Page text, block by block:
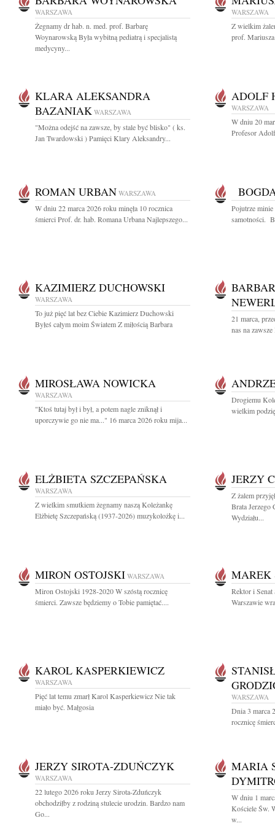
WARSZAWA
Żegnamy dr hab. n. med. prof. Barbarę
Woynarowską Była wybitną pediatrą i specjalistą
medycyny...
WARSZAWA
Z wielkim
prof.
KLARA ALEKSANDRA
BAZANIAK WARSZAWA
"Można odejść na zawsze, by stale być blisko" ( ks.
Jan Twardowski ) Pamięci Klary Aleksandry...
ADOLF
WARSZAWA
W dniu 20
Profesor
ROMAN URBAN WARSZAWA
W dniu 22 marca 2026 roku minęła 10 rocznica
śmierci Prof. dr. hab. Romana Urbana Najlepszego...
Pojutrze minie
samotności.
KAZIMIERZ DUCHOWSKI
WARSZAWA
To już pięć lat bez Ciebie Kazimierz Duchowski
Byłeś całym moim Światem Z miłością Barbara
21 marca,
nas na
MIROSŁAWA NOWICKA
WARSZAWA
"Ktoś tutaj był i był, a potem nagle zniknął i
uporczywie go nie ma..." 16 marca 2026 roku mija...
Drogiemu
wielkim
ELŻBIETA SZCZEPAŃSKA
WARSZAWA
Z wielkim smutkiem żegnamy naszą Koleżankę
Elżbietę Szczepańską (1937-2026) muzykolożkę i...
JERZY
Z żalem
Brata Jerzego
Wydziału...
MIRON OSTOJSKI WARSZAWA
Miron Ostojski 1928-2020 W szóstą rocznicę
śmierci. Zawsze będziemy o Tobie pamiętać....
MAREK
Rektor i
Warszawie
KAROL KASPERKIEWICZ
WARSZAWA
Pięć lat temu zmarł Karol Kasperkiewicz Nie tak
miało być. Małgosia
WARSZAWA
Dnia 3 marca
rocznicę
JERZY SIROTA-ZDUŃCZYK
WARSZAWA
22 lutego 2026 roku Jerzy Sirota-Zduńczyk
obchodziłby z rodziną stulecie urodzin. Bardzo nam
Go...
MARIA
W dniu 1
Kościele Św.
w...